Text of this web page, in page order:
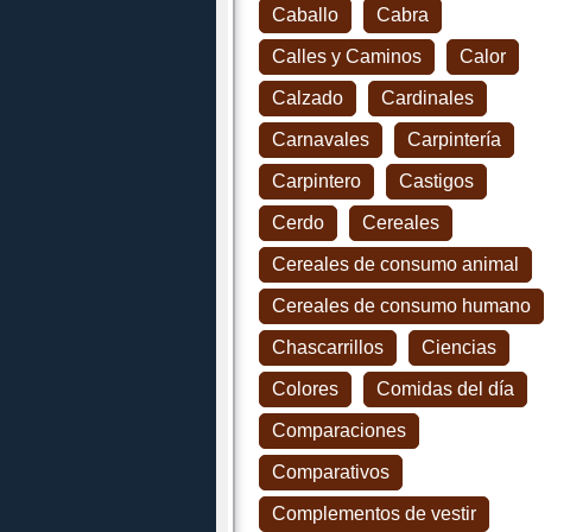
Caballo Cabra
Calles y Caminos Calor
Calzado Cardinales
Carnavales Carpintería
Carpintero Castigos
Cerdo Cereales
Cereales de consumo animal
Cereales de consumo humano
Chascarrillos Ciencias
Colores Comidas del día
Comparaciones
Comparativos
Complementos de vestir